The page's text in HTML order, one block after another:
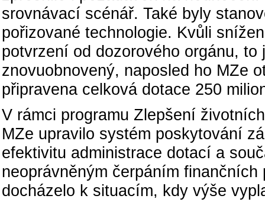
srovnávací scénář. Také byly
pořizované technologie. Kvůli
potvrzení od dozorového orgánu,
znovuobnovený, naposled ho MZe
připravena celková dotace 250
V rámci programu Zlepšení
MZe upravilo systém poskytování
efektivitu administrace dotací a
neoprávněným čerpáním
docházelo k situacím, kdy výše